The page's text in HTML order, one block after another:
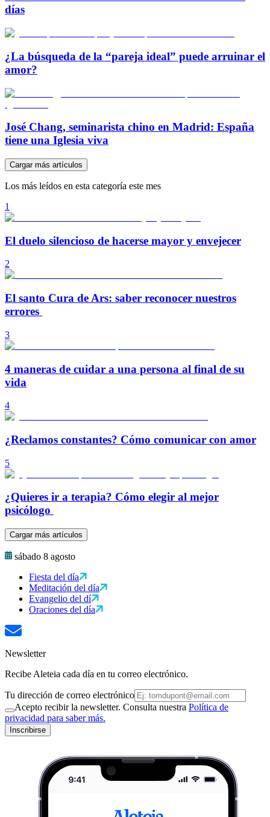
días
¿La búsqueda de la “pareja ideal” puede arruinar el
amor?
José Chang, seminarista chino en Madrid: España
tiene una Iglesia viva
Cargar más artículos
Los más leídos en esta categoría este mes
1
El duelo silencioso de hacerse mayor y envejecer
2
El santo Cura de Ars: saber reconocer nuestros
errores
3
4 maneras de cuidar a una persona al final de su
vida
4
¿Reclamos constantes? Cómo comunicar con amor
5
¿Quieres ir a terapia? Cómo elegir al mejor
psicólogo
Cargar más artículos
sábado 8 agosto
Fiesta del día
Meditación del día
Evangelio del dí
Oraciones del día
Newsletter
Recibe Aleteia cada día en tu correo electrónico.
Tu dirección de correo electrónico
Acepto recibir la newsletter. Consulta nuestra Política de
privacidad para saber más.
Inscribirse